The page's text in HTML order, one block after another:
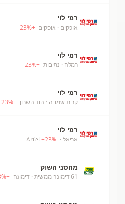
רמי לוי
אופקים · אופקים +
23%
רמי לוי
רמלה · נתיבות +
23%
רמי לוי
קרית שמונה · הוד השרון +
23%
רמי לוי
אריאל · Ari'el
+23%
מחסני השוק
61 דימונה ממשית · דימונה +
%